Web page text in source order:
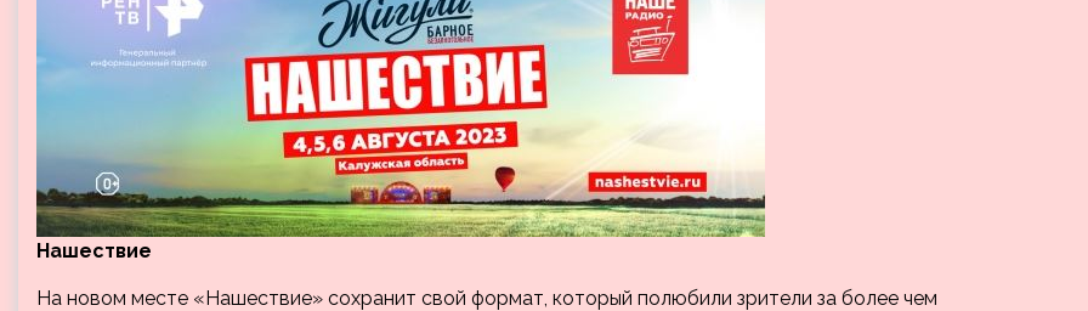
Нашествие
На новом месте «Нашествие» сохранит свой формат, который полюбили зрители за более чем